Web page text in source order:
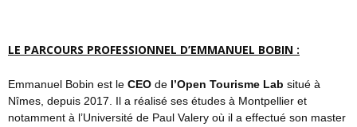
LE PARCOURS PROFESSIONNEL D’EMMANUEL BOBIN :
Emmanuel Bobin est le CEO de l’Open Tourisme Lab situé à
Nîmes, depuis 2017. Il a réalisé ses études à Montpellier et
notamment à l’Université de Paul Valery où il a effectué son master